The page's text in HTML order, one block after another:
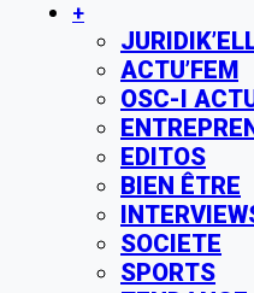
+
ACTU’FEM
OSC-I
EDITOS
BIEN ÊTRE
SOCIETE
SPORTS